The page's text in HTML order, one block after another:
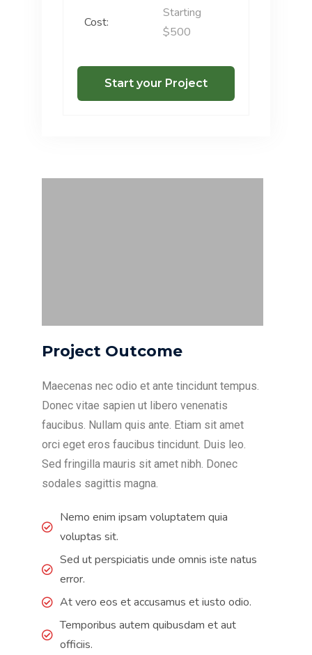
Cost:
Starting
$500
Start your Project
Project Outcome
Maecenas nec odio et ante tincidunt tempus.
Donec vitae sapien ut libero venenatis
faucibus. Nullam quis ante. Etiam sit amet
orci eget eros faucibus tincidunt. Duis leo.
Sed fringilla mauris sit amet nibh. Donec
sodales sagittis magna.
Nemo enim ipsam voluptatem quia
voluptas sit.
Sed ut perspiciatis unde omnis iste natus
error.
At vero eos et accusamus et iusto odio.
Temporibus autem quibusdam et aut
officiis.